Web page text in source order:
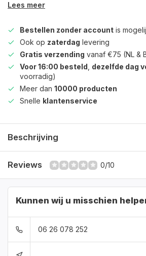
Lees meer
Bestellen zonder account is
Ook op zaterdag levering
Gratis verzending vanaf €75 (NL &
Voor 16:00 besteld dezelfde dag
voorradig)
Meer dan 10000 producten
Snelle klantenservice
Beschrijving
Reviews 0/10
Kunnen wij u misschien
06 26 078 252